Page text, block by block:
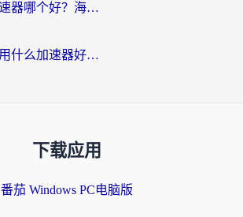
打江南百景图加速器哪个好？海外党踩坑N次后，终于找到不卡的秘诀
非洲玩装甲战争用什么加速器好？海外党亲测有效的国服游戏加速方案
下载应用
番茄 Windows PC电脑版